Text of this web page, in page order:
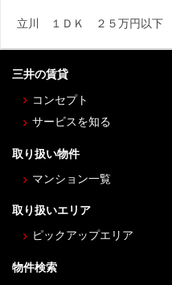
立川 １ＤＫ ２５万円以下
三井の賃貸
コンセプト
サービスを知る
取り扱い物件
マンション一覧
取り扱いエリア
ピックアップエリア
物件検索